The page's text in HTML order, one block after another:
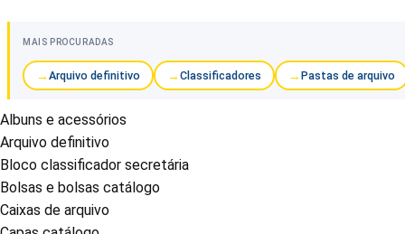
MAIS PROCURADAS
Arquivo definitivo Classificadores Pastas de arquivo
Albuns e acessórios
Arquivo definitivo
Bloco classificador secretária
Bolsas e bolsas catálogo
Caixas de arquivo